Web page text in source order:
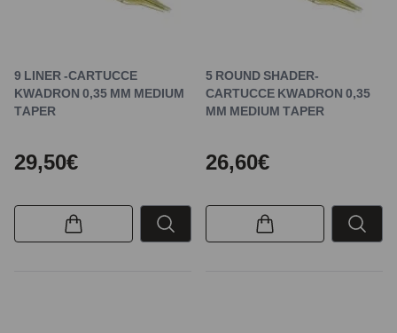
9 LINER -CARTUCCE
KWADRON 0,35 MM MEDIUM
TAPER
29,50€
5 ROUND SHADER-
CARTUCCE KWADRON 0,35
MM MEDIUM TAPER
26,60€